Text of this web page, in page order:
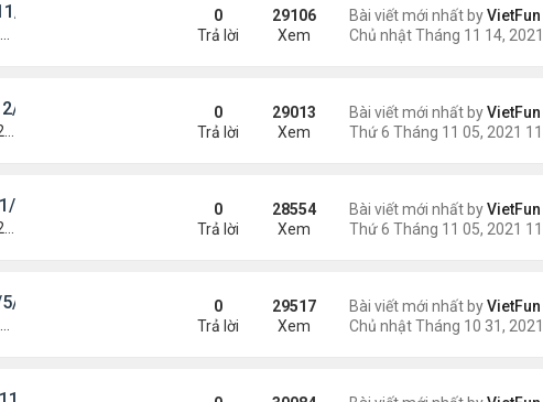
19/21 Bài viết mới nhất byVietFun
0
Trả lời
29106
Xem
21 Bài viết mới nhất byVietFun
0
Trả lời
29013
Xem
12/21 Bài viết mới nhất byVietFun
0
Trả lời
28554
Xem
21 Bài viết mới nhất byVietFun
0
Trả lời
29517
Xem